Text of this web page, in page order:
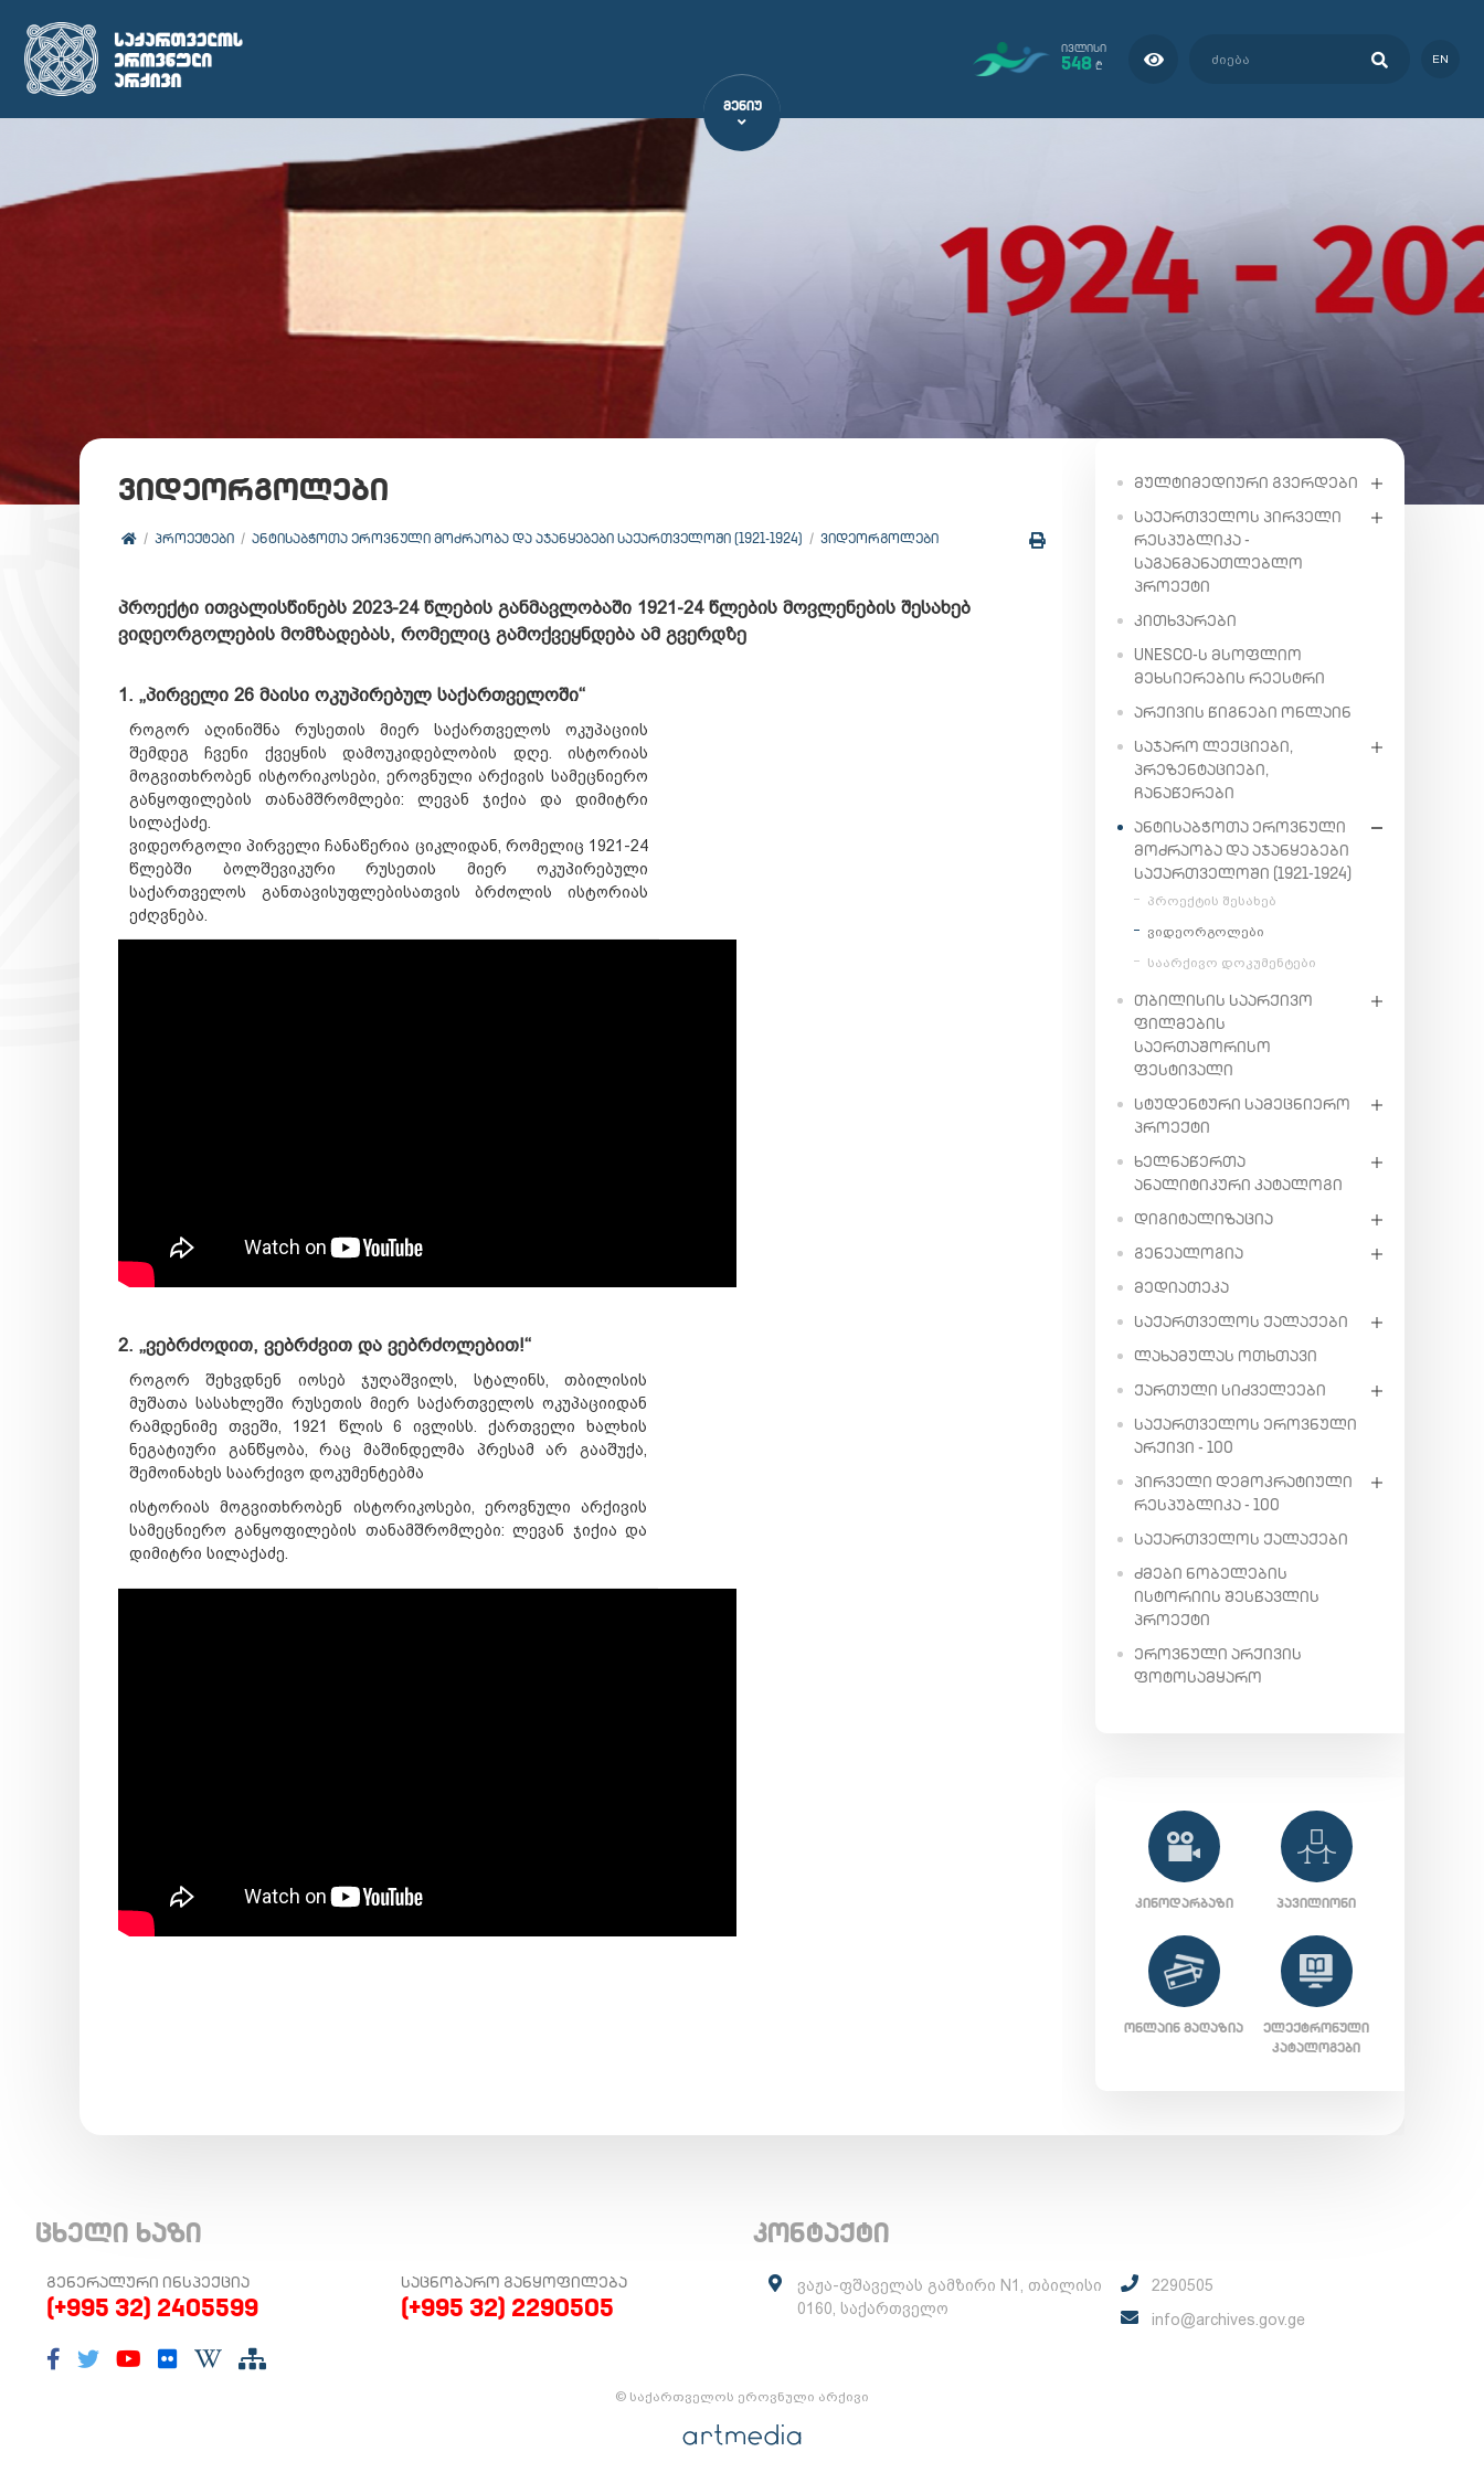
ᲘᲕᲚᲘᲡᲘ
548 ₾ EN
ᲛᲔᲜᲘᲣ
ვიდეორგოლები
ᲞᲠᲝᲔᲥᲢᲔᲑᲘ ᲐᲜᲢᲘᲡᲐᲑᲭᲝᲗᲐ ᲔᲠᲝᲕᲜᲣᲚᲘ ᲛᲝᲫᲠᲐᲝᲑᲐ ᲓᲐ ᲐᲯᲐᲜᲧᲔᲑᲔᲑᲘ ᲡᲐᲥᲐᲠᲗᲕᲔᲚᲝᲨᲘ (1921-1924) ᲕᲘᲓᲔᲝᲠᲒᲝᲚᲔᲑᲘ
პროექტი ითვალისწინებს 2023-24 წლების განმავლობაში 1921-24 წლების მოვლენების შესახებ
ვიდეორგოლების მომზადებას, რომელიც გამოქვეყნდება ამ გვერდზე
1. „პირველი 26 მაისი ოკუპირებულ საქართველოში“
როგორ აღინიშნა რუსეთის მიერ საქართველოს ოკუპაციის
შემდეგ ჩვენი ქვეყნის დამოუკიდებლობის დღე. ისტორიას
მოგვითხრობენ ისტორიკოსები, ეროვნული არქივის სამეცნიერო
განყოფილების თანამშრომლები: ლევან ჯიქია და დიმიტრი
სილაქაძე.
ვიდეორგოლი პირველი ჩანაწერია ციკლიდან, რომელიც 1921-24
წლებში ბოლშევიკური რუსეთის მიერ ოკუპირებული
საქართველოს განთავისუფლებისათვის ბრძოლის ისტორიას
ეძღვნება.
2. „ვებრძოდით, ვებრძვით და ვებრძოლებით!“
როგორ შეხვდნენ იოსებ ჯუღაშვილს, სტალინს, თბილისის
მუშათა სასახლეში რუსეთის მიერ საქართველოს ოკუპაციიდან
რამდენიმე თვეში, 1921 წლის 6 ივლისს. ქართველი ხალხის
ნეგატიური განწყობა, რაც მაშინდელმა პრესამ არ გააშუქა,
შემოინახეს საარქივო დოკუმენტებმა
ისტორიას მოგვითხრობენ ისტორიკოსები, ეროვნული არქივის
სამეცნიერო განყოფილების თანამშრომლები: ლევან ჯიქია და
დიმიტრი სილაქაძე.
ᲛᲣᲚᲢᲘᲛᲔᲓᲘᲣᲠᲘ ᲒᲕᲔᲠᲓᲔᲑᲘ
ᲡᲐᲥᲐᲠᲗᲕᲔᲚᲝᲡ ᲞᲘᲠᲕᲔᲚᲘ
ᲠᲔᲡᲞᲣᲑᲚᲘᲙᲐ -
ᲡᲐᲒᲐᲜᲛᲐᲜᲐᲗᲚᲔᲑᲚᲝ
ᲞᲠᲝᲔᲥᲢᲘ
ᲙᲘᲗᲮᲕᲐᲠᲔᲑᲘ
UNESCO-Ს ᲛᲡᲝᲤᲚᲘᲝ
ᲛᲔᲮᲡᲘᲔᲠᲔᲑᲘᲡ ᲠᲔᲔᲡᲢᲠᲘ
ᲐᲠᲥᲘᲕᲘᲡ ᲬᲘᲒᲜᲔᲑᲘ ᲝᲜᲚᲐᲘᲜ
ᲡᲐᲯᲐᲠᲝ ᲚᲔᲥᲪᲘᲔᲑᲘ,
ᲞᲠᲔᲖᲔᲜᲢᲐᲪᲘᲔᲑᲘ,
ᲩᲐᲜᲐᲬᲔᲠᲔᲑᲘ
ᲐᲜᲢᲘᲡᲐᲑᲭᲝᲗᲐ ᲔᲠᲝᲕᲜᲣᲚᲘ
ᲛᲝᲫᲠᲐᲝᲑᲐ ᲓᲐ ᲐᲯᲐᲜᲧᲔᲑᲔᲑᲘ
ᲡᲐᲥᲐᲠᲗᲕᲔᲚᲝᲨᲘ (1921-1924)
პროექტის შესახებ
ვიდეორგოლები
საარქივო დოკუმენტები
ᲗᲑᲘᲚᲘᲡᲘᲡ ᲡᲐᲐᲠᲥᲘᲕᲝ
ᲤᲘᲚᲛᲔᲑᲘᲡ
ᲡᲐᲔᲠᲗᲐᲨᲝᲠᲘᲡᲝ
ᲤᲔᲡᲢᲘᲕᲐᲚᲘ
ᲡᲢᲣᲓᲔᲜᲢᲣᲠᲘ ᲡᲐᲛᲔᲪᲜᲘᲔᲠᲝ
ᲞᲠᲝᲔᲥᲢᲘ
ᲮᲔᲚᲜᲐᲬᲔᲠᲗᲐ
ᲐᲜᲐᲚᲘᲢᲘᲙᲣᲠᲘ ᲙᲐᲢᲐᲚᲝᲒᲘ
ᲓᲘᲒᲘᲢᲐᲚᲘᲖᲐᲪᲘᲐ
ᲒᲔᲜᲔᲐᲚᲝᲒᲘᲐ
ᲛᲔᲓᲘᲐᲗᲔᲙᲐ
ᲡᲐᲥᲐᲠᲗᲕᲔᲚᲝᲡ ᲥᲐᲚᲐᲥᲔᲑᲘ
ᲚᲐᲮᲐᲛᲣᲚᲐᲡ ᲝᲗᲮᲗᲐᲕᲘ
ᲥᲐᲠᲗᲣᲚᲘ ᲡᲘᲫᲕᲔᲚᲔᲔᲑᲘ
ᲡᲐᲥᲐᲠᲗᲕᲔᲚᲝᲡ ᲔᲠᲝᲕᲜᲣᲚᲘ
ᲐᲠᲥᲘᲕᲘ - 100
ᲞᲘᲠᲕᲔᲚᲘ ᲓᲔᲛᲝᲙᲠᲐᲢᲘᲣᲚᲘ
ᲠᲔᲡᲞᲣᲑᲚᲘᲙᲐ - 100
ᲡᲐᲥᲐᲠᲗᲕᲔᲚᲝᲡ ᲥᲐᲚᲐᲥᲔᲑᲘ
ᲫᲛᲔᲑᲘ ᲜᲝᲑᲔᲚᲔᲑᲘᲡ
ᲘᲡᲢᲝᲠᲘᲘᲡ ᲨᲔᲡᲬᲐᲕᲚᲘᲡ
ᲞᲠᲝᲔᲥᲢᲘ
ᲔᲠᲝᲕᲜᲣᲚᲘ ᲐᲠᲥᲘᲕᲘᲡ
ᲤᲝᲢᲝᲡᲐᲛᲧᲐᲠᲝ
ᲙᲘᲜᲝᲓᲐᲠᲑᲐᲖᲘ ᲞᲐᲕᲘᲚᲘᲝᲜᲘ
ᲝᲜᲚᲐᲘᲜ ᲛᲐᲦᲐᲖᲘᲐ
ᲔᲚᲔᲥᲢᲠᲝᲜᲣᲚᲘ
ᲙᲐᲢᲐᲚᲝᲒᲔᲑᲘ
ცხელი ხაზი
ᲒᲔᲜᲔᲠᲐᲚᲣᲠᲘ ᲘᲜᲡᲞᲔᲥᲪᲘᲐ
(+995 32) 2405599
ᲡᲐᲪᲜᲝᲑᲐᲠᲝ ᲒᲐᲜᲧᲝᲤᲘᲚᲔᲑᲐ
(+995 32) 2290505
კონტაქტი
ვაჟა-ფშაველას გამზირი N1, თბილისი
0160, საქართველო
2290505
info@archives.gov.ge
© საქართველოს ეროვნული არქივი